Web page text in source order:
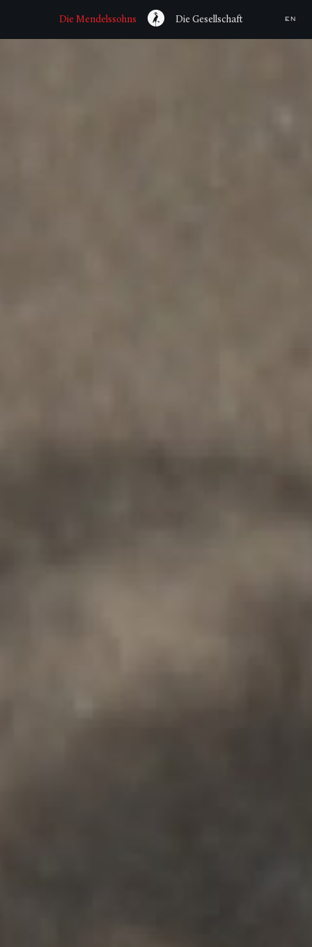
Die Mendelssohns Die Gesellschaft EN